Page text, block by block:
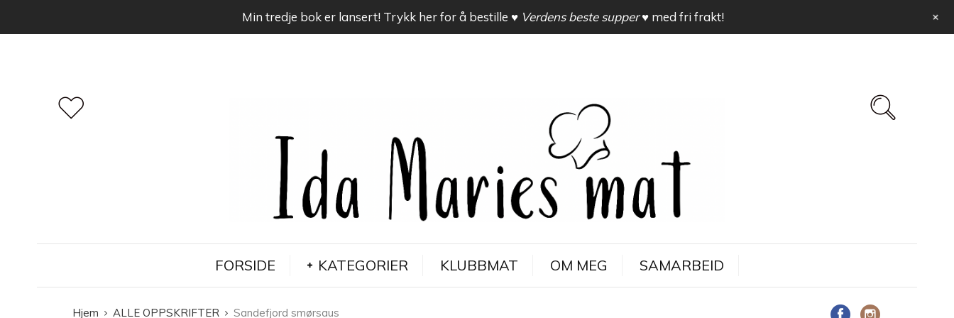
FORSIDE KATEGORIER KLUBBMAT OM MEG SAMARBEID
Hjem ALLE OPPSKRIFTER Sandefjord smørsaus
Min tredje bok er lansert! Trykk her for å bestille ♥ Verdens beste supper ♥ med fri frakt! +